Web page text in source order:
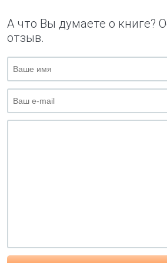
А что Вы думаете о книге?
отзыв.